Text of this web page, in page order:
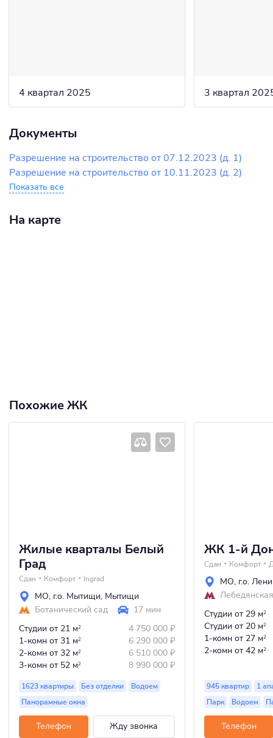
4 квартал 2025 3 квартал
Документы
Разрешение на строительство от 07.12.2023 (д. 1)
Разрешение на строительство от 10.11.2023 (д. 2)
Показать все
На карте
Похожие ЖК
Жилые кварталы Белый
Град
Сдан Комфорт Ingrad
МО, г.о. Мытищи, Мытищи
Ботанический сад
17 мин
Студии от 21 м2 4 750 000 ₽
1-комн от 31 м2 6 290 000 ₽
2-комн от 32 м2 6 510 000 ₽
3-комн от 52 м2 8 990 000 ₽
1623 квартиры Без отделки
Водоем
Панорамные окна
Телефон Жду звонка
ЖК 1-й
Сдан Комфорт
МО, г.о.
Лебедянская
Студии от 29 м2
Студии от 20 м2
1-комн от 27 м2
2-комн от 42 м2
945 квартир
1
Парк
Водоем
Телефон